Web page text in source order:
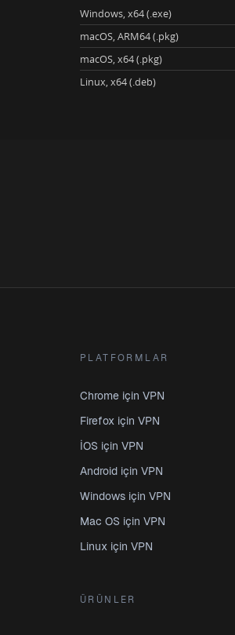
Windows, x64 (.exe)
macOS, ARM64 (.pkg)
macOS, x64 (.pkg)
Linux, x64 (.deb)
PLATFORMLAR
Chrome için VPN
Firefox için VPN
İOS için VPN
Android için VPN
Windows için VPN
Mac OS için VPN
Linux için VPN
ÜRÜNLER